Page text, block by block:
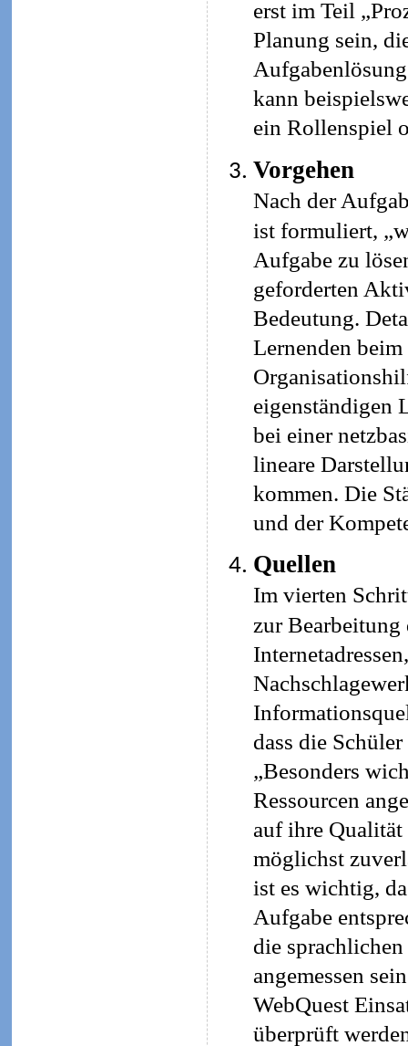
erst im Teil
Planung sein,
kann
ein Rollenspiel
Vorgehen
Nach der
ist formuliert,
Aufgabe zu
geforderten
Bedeutung.
Lernenden
eigenständigen
bei einer
lineare
kommen. Die
und der
Quellen
Im vierten
zur Bearbeitung
dass die
„Besonders
Ressourcen
auf ihre
möglichst
ist es wichtig,
Aufgabe
die
angemessen
WebQuest
überprüft